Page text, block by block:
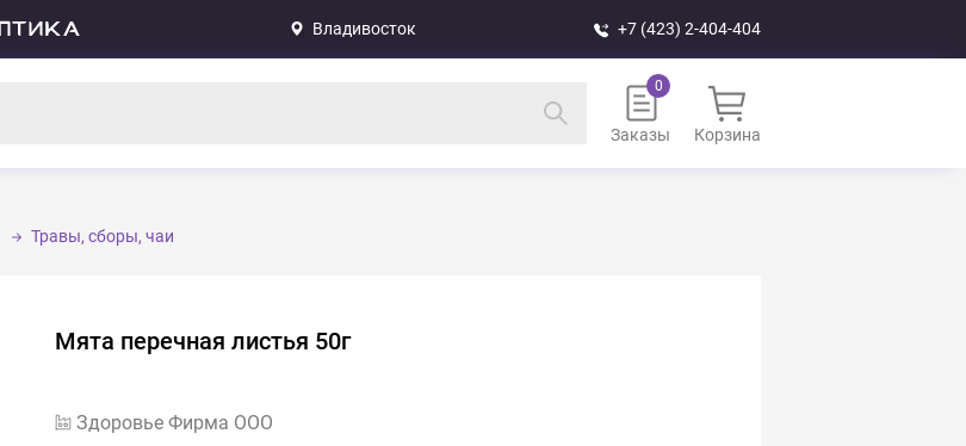
Владивосток +7 (423) 2-404-404
Заказы Корзина
Травы, сборы, чаи
Мята перечная листья 50г
Здоровье Фирма ООО